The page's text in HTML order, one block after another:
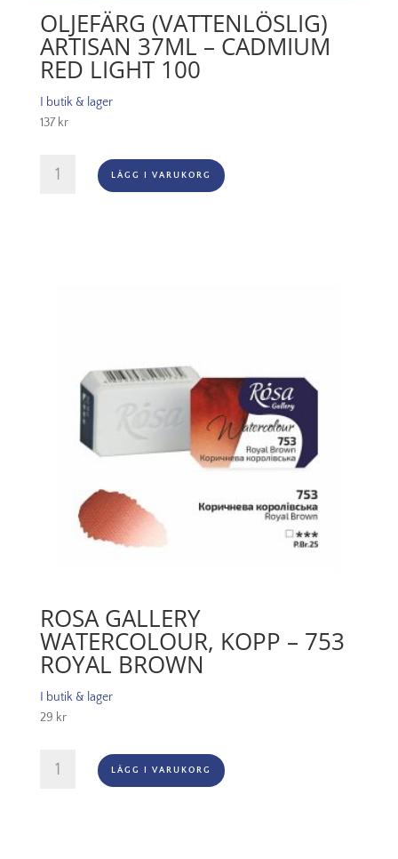
OLJEFÄRG (VATTENLÖSLIG)
ARTISAN 37ML – CADMIUM
RED LIGHT 100
I butik & lager
137kr
Oljefärg
(vattenlöslig)
LÄGG I VARUKORG
ROSA GALLERY
WATERCOLOUR, KOPP – 753
ROYAL BROWN
I butik & lager
29 kr
Gallery
LÄGG I VARUKORG